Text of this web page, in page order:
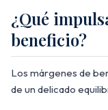
¿Qué
beneficio?
Los márgenes de
de un delicado